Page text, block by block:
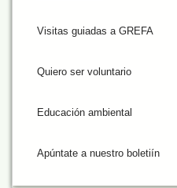
Visitas guiadas a GREFA
Quiero ser voluntario
Educación ambiental
Apúntate a nuestro boletiín